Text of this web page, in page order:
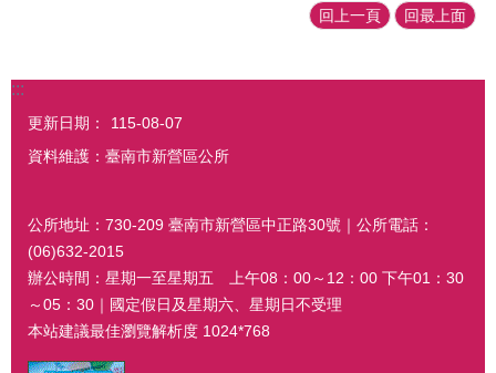
回上一頁 回最上面
:::
更新日期：
115-08-07
資料維護：臺南市新營區公所
公所地址：730-209 臺南市新營區中正路30號｜公所電話：
(06)632-2015
辦公時間：星期一至星期五 上午08：00～12：00 下午01：30
～05：30｜國定假日及星期六、星期日不受理
本站建議最佳瀏覽解析度 1024*768